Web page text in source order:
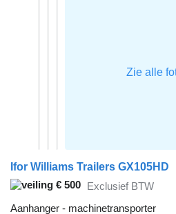
Ifor Williams Trailers GX105HD
€ 500 Exclusief BTW
Aanhanger - machinetransporter